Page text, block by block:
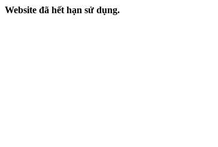
Website đã hết hạn sử dụng.